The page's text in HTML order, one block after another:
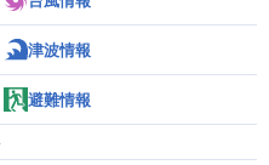
津波情報
避難情報